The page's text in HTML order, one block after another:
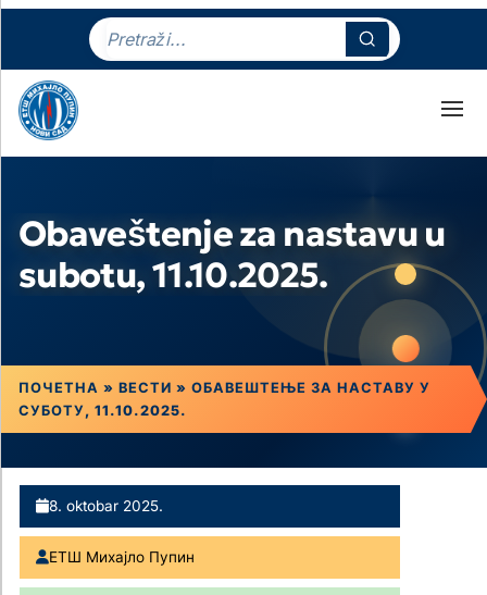
Obaveštenje za nastavu u
subotu, 11.10.2025.
ПОЧЕТНА » ВЕСТИ » ОБАВЕШТЕЊЕ ЗА НАСТАВУ У
СУБОТУ, 11.10.2025.
8. oktobar 2025.
ЕТШ Михајло Пупин